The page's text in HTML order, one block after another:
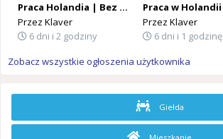
Praca Holandia | Bez języka | Bez doświadczenia | Tygodniówki | Wyjazdy codziennie
Przez Klaver
6 dni i 2 godziny
Przez Klaver
6 dni i 1 godzinę
Zobacz wszystkie ogłoszenia użytkownika
Giełda